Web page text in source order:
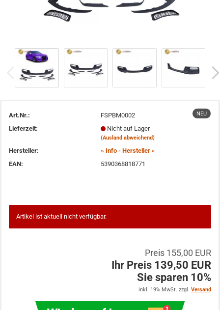
NEU
Art.Nr.:
FSPBM0002
Lieferzeit:
Nicht auf Lager
(Ausland abweichend)
Hersteller:
» Info - Hersteller «
EAN:
5390368818771
Artikel ist aktuell nicht verfügbar.
Preis 155,00 EUR
Ihr Preis 139,50 EUR
Sie sparen 10%
inkl. 19% MwSt. zzgl. Versand